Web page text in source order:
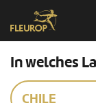
In welches
CHILE